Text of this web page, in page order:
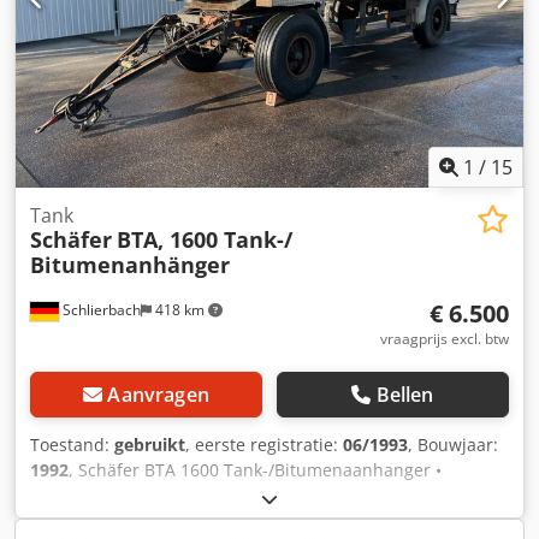
15/16 en 16/16 mm - Duitse aanhanger - Keuring / APK op
aanvraag en tegen meerprijs: nieuw! Fouten en
tussenverkoop voorbehouden!
1 / 15
Schlierbach 418 km
Tank
Schäfer BTA, 1600 Tank-/
Bitumenanhänger
€ 6.500
vraagprijs excl. btw
Aanvragen Bellen
Toestand: gebruikt, eerste registratie: 06/1993, Bouwjaar:
1992, Schäfer BTA 1600 Tank-/Bitumenaanhanger •
Trommelremmen • Bladvering • 2 x BPW assen •
Toelaatbaar totaalgewicht: 18.000 kg • Leeggewicht: 5.340